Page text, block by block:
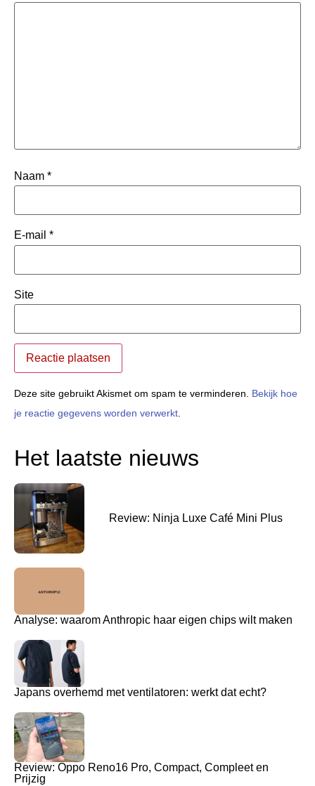
Naam *
E-mail *
Site
Deze site gebruikt Akismet om spam te verminderen. Bekijk hoe
je reactie gegevens worden verwerkt
Het laatste nieuws
Review: Ninja Luxe Café Mini Plus
Analyse: waarom Anthropic haar eigen chips wilt maken
Japans overhemd met ventilatoren: werkt dat echt?
Review: Oppo Reno16 Pro, Compact, Compleet en
Prijzig